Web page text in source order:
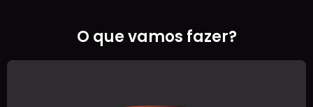
O que vamos fazer?